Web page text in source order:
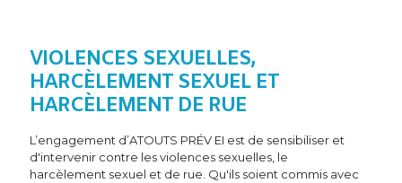
VIOLENCES SEXUELLES,
HARCÈLEMENT SEXUEL ET
HARCÈLEMENT DE RUE
L’engagement d’ATOUTS PRÉV EI est de sensibiliser et
d'intervenir contre les violences sexuelles, le
harcèlement sexuel et de rue. Qu'ils soient commis avec